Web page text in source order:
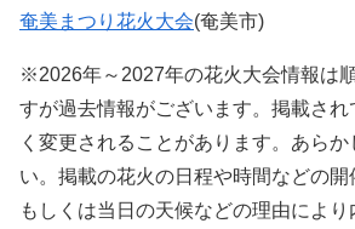
奄美まつり花火大会(奄美市)
※2026年～2027年の花火大会情報は
すが過去情報がございます。掲載さ
く変更されることがあります。あらか
い。掲載の花火の日程や時間などの
もしくは当日の天候などの理由によ